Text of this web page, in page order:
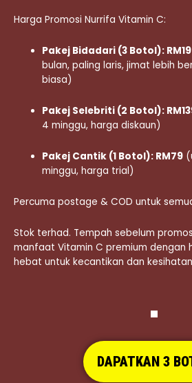
Harga Promosi Nurrifa Vitamin C:
Pakej Bidadari (3 Botol):
bulan, paling laris, jimat lebih
biasa)
Pakej Selebriti (2 Botol):
4 minggu, harga diskaun)
Pakej Cantik (1 Botol): RM79
minggu, harga trial)
Percuma postage & COD untuk
Stok terhad. Tempah sebelum
manfaat Vitamin C premium dengan
hebat untuk kecantikan dan
DAPATKAN 3